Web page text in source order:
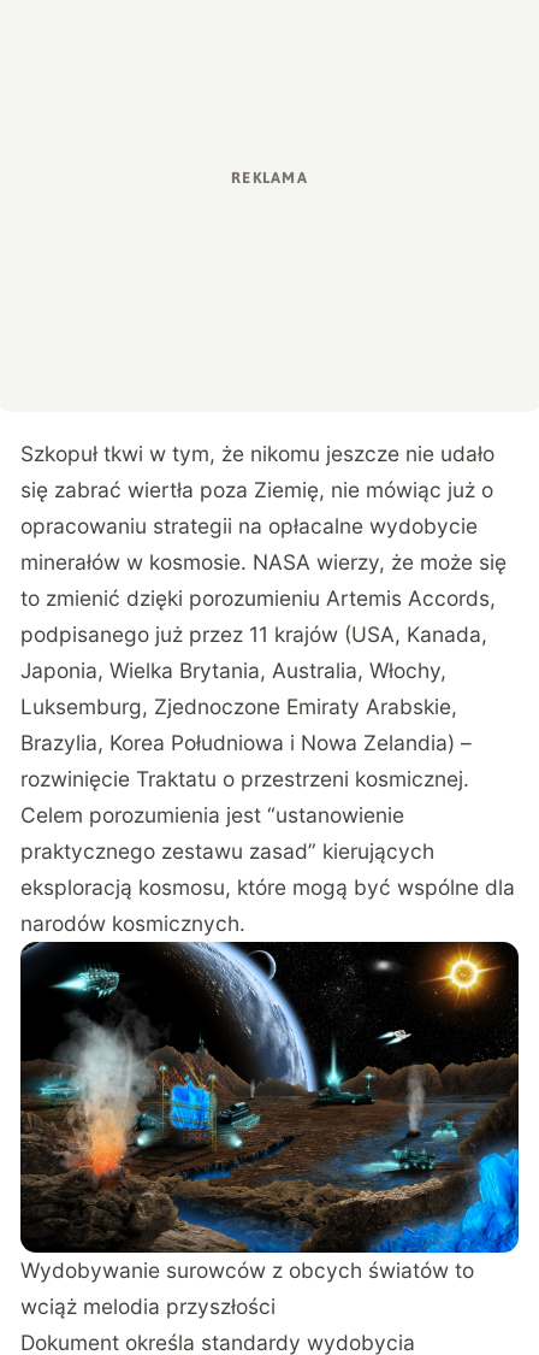
Szkopuł tkwi w tym, że nikomu jeszcze nie udało
się zabrać wiertła poza Ziemię, nie mówiąc już o
opracowaniu strategii na opłacalne wydobycie
minerałów w kosmosie. NASA wierzy, że może się
to zmienić dzięki porozumieniuArtemis Accords,
podpisanego już przez 11 krajów (USA, Kanada,
Japonia, Wielka Brytania, Australia, Włochy,
Luksemburg, Zjednoczone Emiraty Arabskie,
Brazylia, Korea Południowa i Nowa Zelandia) –
rozwinięcie Traktatu o przestrzeni kosmicznej.
Celem porozumienia jest “ustanowienie
praktycznego zestawu zasad” kierujących
eksploracją kosmosu, które mogą być wspólne dla
narodów kosmicznych.
Wydobywanie surowców z obcych światów to
wciąż melodia przyszłości
Dokument określa standardy wydobycia